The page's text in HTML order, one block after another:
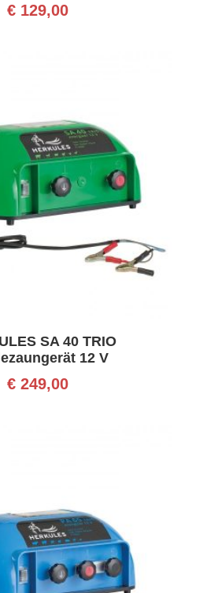
€129,00
SA 40 TRIO
12 V
€249,00